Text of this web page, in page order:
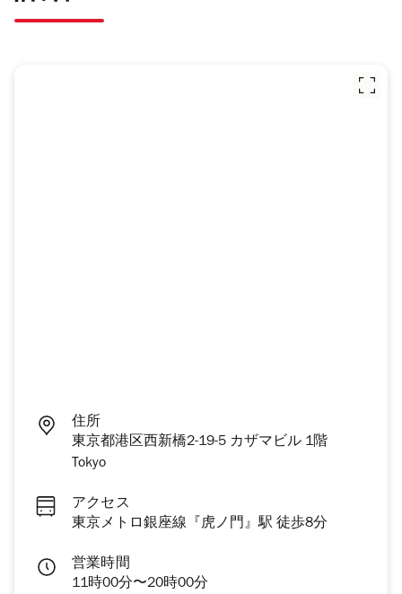
住所
東京都港区西新橋2-19-5 カザマビル 1階
Tokyo
アクセス
東京メトロ銀座線『虎ノ門』駅 徒歩8分
営業時間
11時00分〜20時00分